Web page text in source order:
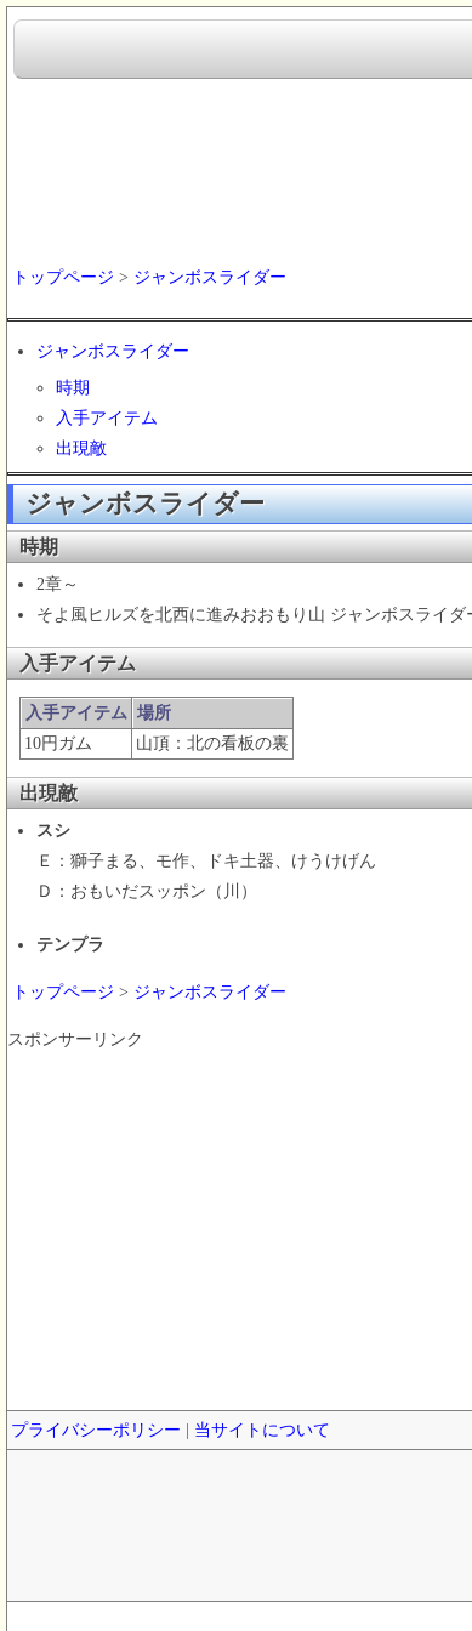
トップページ > ジャンボスライダー
ジャンボスライダー
時期
入手アイテム
出現敵
ジャンボスライダー
時期
2章～
そよ風ヒルズを北西に進みおおもり山 ジャンボスライダ
入手アイテム
入手アイテム 場所
10円ガム
山頂：北の看板の裏
出現敵
スシ
Ｅ：獅子まる、モ作、ドキ土器、けうけげん
Ｄ：おもいだスッポン（川）
テンプラ
トップページ > ジャンボスライダー
スポンサーリンク
プライバシーポリシー 当サイトについて